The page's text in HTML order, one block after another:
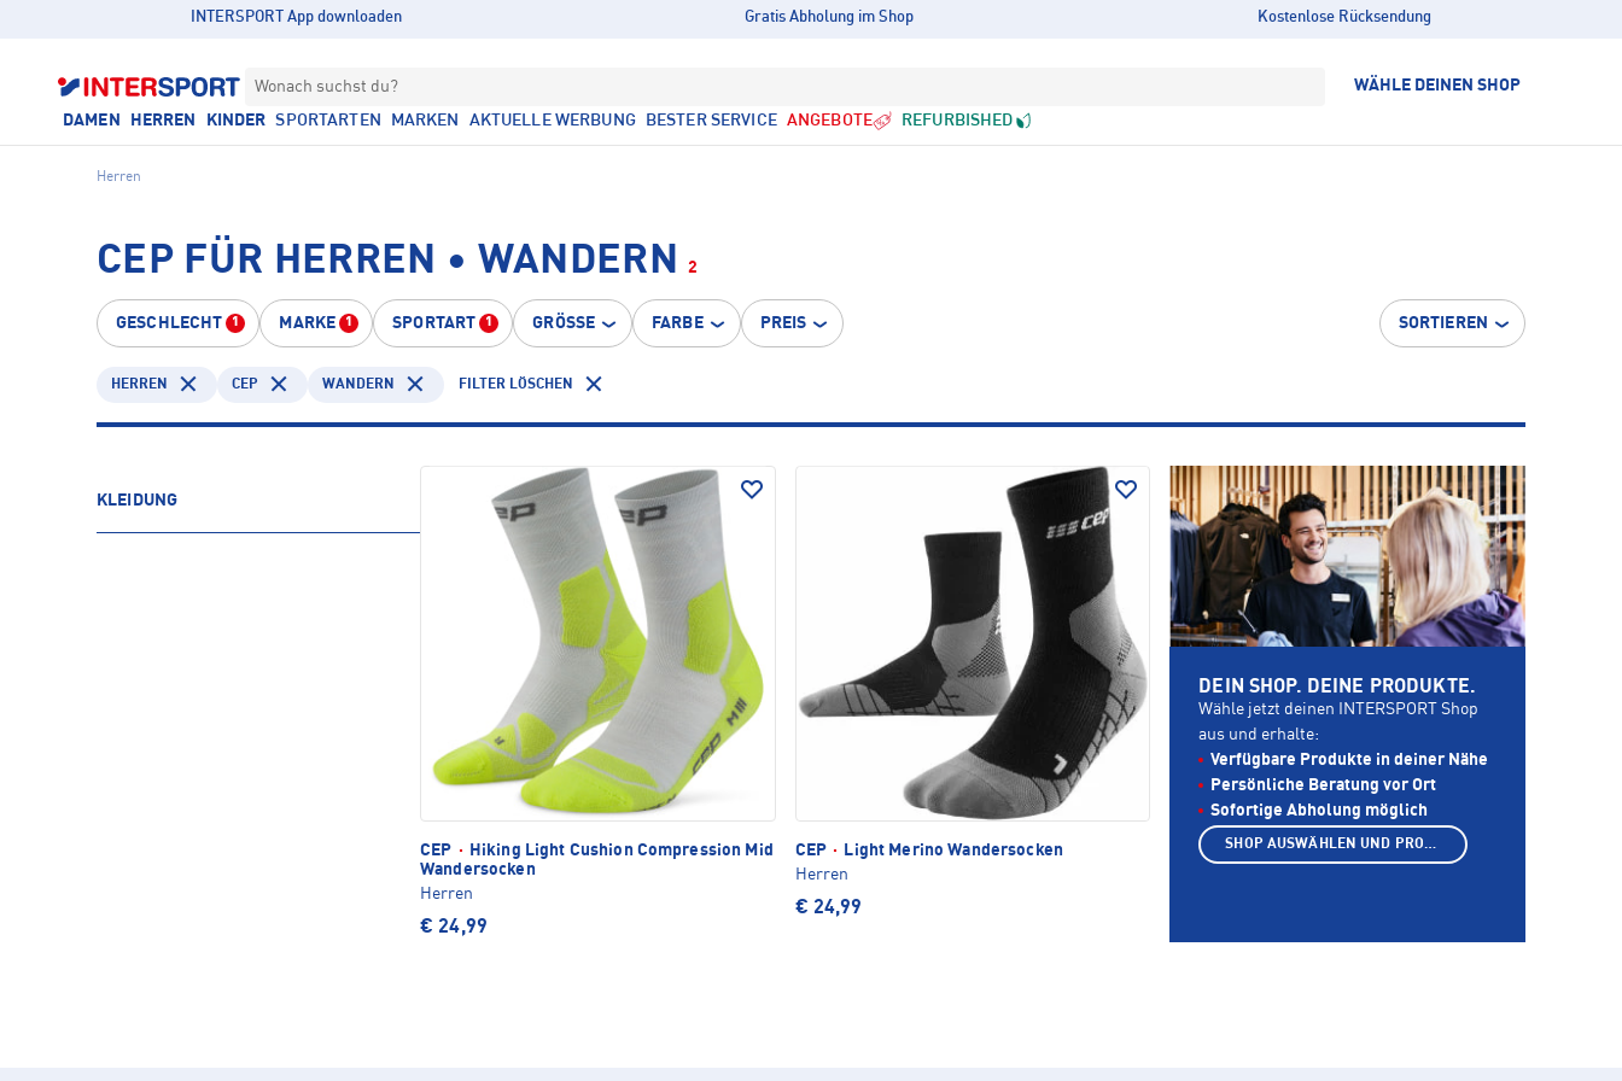
INTERSPORT App downloaden Gratis Abholung im Shop Kostenlose Rücksendung
Wonach suchst du? WÄHLE DEINEN SHOP
DAMEN HERREN KINDER SPORTARTEN MARKEN AKTUELLE WERBUNG BESTER SERVICE ANGEBOTE REFURBISHED
Herren
CEP FÜR HERREN • WANDERN 2
GESCHLECHT 1 MARKE 1 SPORTART 1 GRÖSSE FARBE PREIS SORTIEREN
HERREN CEP WANDERN FILTER LÖSCHEN
KLEIDUNG
CEP ·
Hiking Light Cushion Compression Mid
Wandersocken
Herren
€ 24,99
CEP ·
Light Merino Wandersocken
Herren
€ 24,99
DEIN SHOP. DEINE PRODUKTE.
Wähle jetzt deinen INTERSPORT Shop
aus und erhalte:
Verfügbare Produkte in deiner Nähe
Persönliche Beratung vor Ort
Sofortige Abholung möglich
SHOP AUSWÄHLEN UND PRODUKTE ANZEIGEN